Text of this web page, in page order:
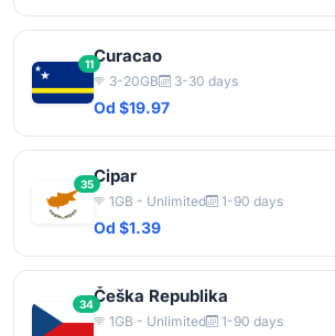
11Curacao
3-20GB 3-30 days
Od $19.97
35Cipar
1GB - Unlimited 1-90 days
Od $1.39
34Češka Republika
1GB - Unlimited 1-90 days